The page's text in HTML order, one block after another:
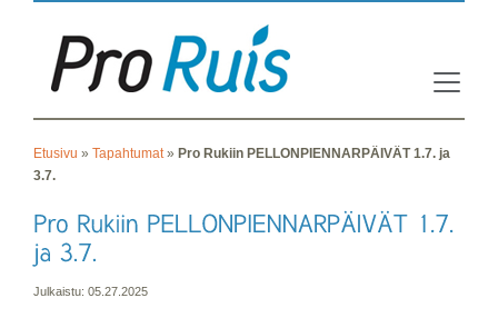
Etusivu » Tapahtumat» Pro Rukiin PELLONPIENNARPÄIVÄT 1.7. ja
3.7.
Julkaistu: 05.27.2025